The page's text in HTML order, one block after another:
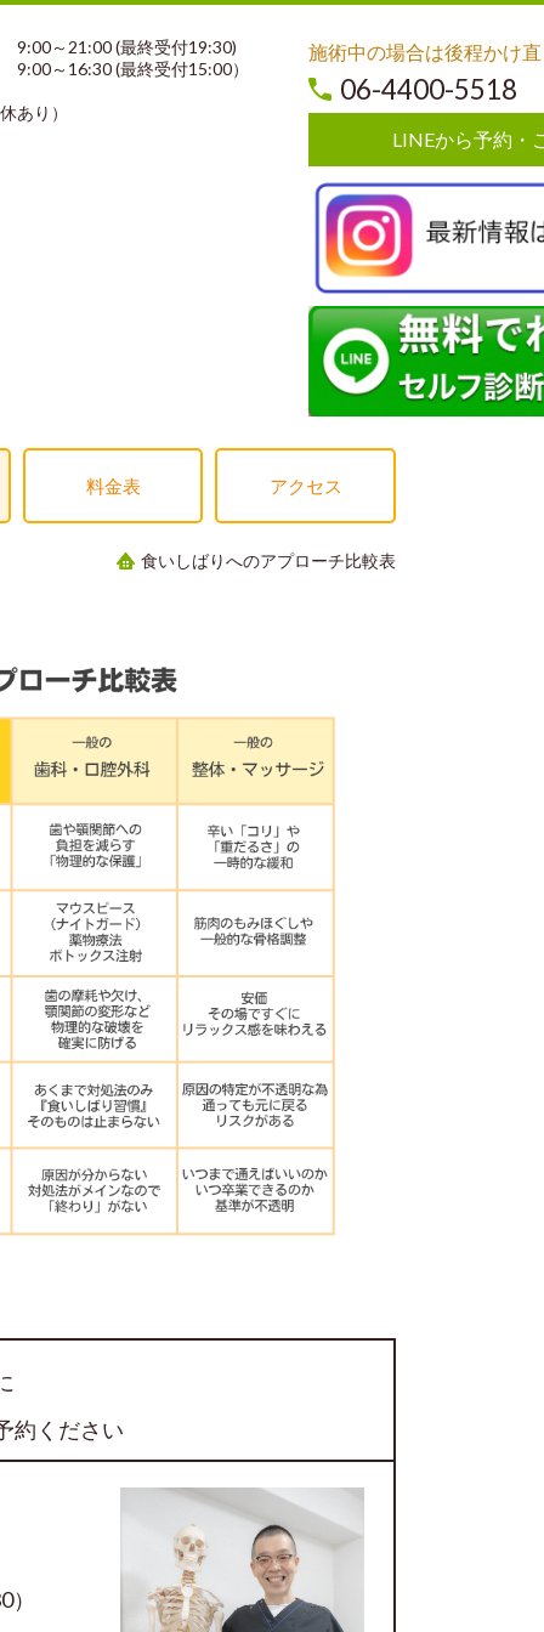
～21:00 (最終受付19:30)
16:30 (最終受付15:00）
あり）
施術中の場合は後程かけ
06-4400-5518
LINEから予約・
料金表 アクセス
食いしばりへのアプローチ比較表
約ください